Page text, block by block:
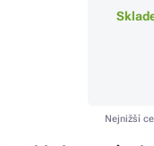
Nejnižší